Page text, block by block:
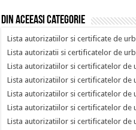
Din aceeasi categorie
Lista autorizatiilor si certificate de
Lista autorizatii si certificatelor de
Lista autorizatiilor si certificatelor de
Lista autorizatiilor si certificatelor de
Lista autorizatiilor si certificatelor de
Lista autorizatiilor si certificatelor de
Lista autorizatiilor si certificatelor de